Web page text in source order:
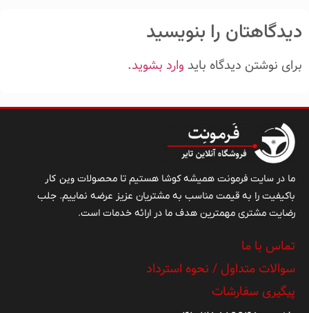
دیدگاهتان را بنویسید
برای نوشتن دیدگاه باید وارد بشوید.
ما در سایت فرمونت همیشه کوشا هستیم تا محصولات وین کار
باکیفیت را به قیمت مناسب به مشتریان عزیز عرضه نماییم. جلب
رضایت مشتری مهمترین هدف ما در ارائه خدمات است.
تماس با ما
سوالات متداول / نحوه استرداد
پیگیری سفارشات